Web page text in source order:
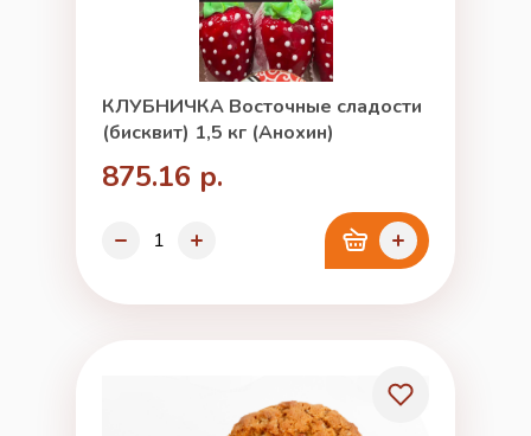
КЛУБНИЧКА Восточные сладости
(бисквит) 1,5 кг (Анохин)
875.16 р.